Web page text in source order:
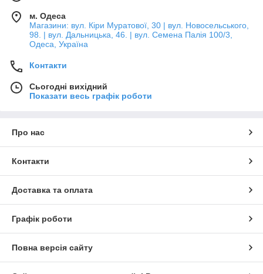
м. Одеса
Магазини: вул. Кіри Муратової, 30 | вул. Новосельського,
98. | вул. Дальницька, 46. | вул. Семена Палія 100/3,
Одеса, Україна
Контакти
Сьогодні вихідний
Показати весь графік роботи
Про нас
Контакти
Доставка та оплата
Графік роботи
Повна версія сайту